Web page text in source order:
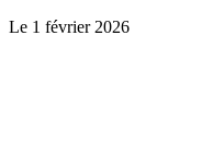
Le 1 février 2026